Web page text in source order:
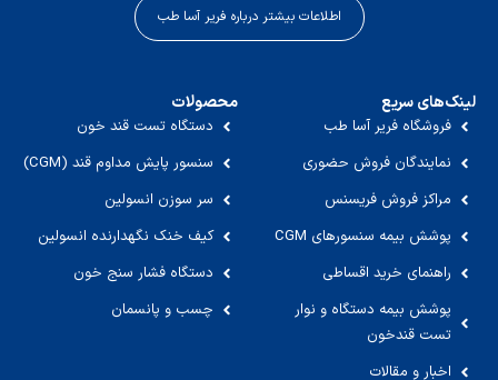
اطلاعات بیشتر درباره فریر آسا طب
لینک‌های سریع
فروشگاه فریر آسا طب
نمایندگان فروش حضوری
مراکز فروش فریسنس
پوشش بیمه سنسورهای CGM
راهنمای خرید اقساطی
پوشش بیمه دستگاه و نوار
تست قندخون
اخبار و مقالات
محصولات
دستگاه تست قند خون
سنسور پایش مداوم قند (CGM)
سر سوزن انسولین
کیف خنک نگهدارنده انسولین
دستگاه فشار سنج خون
چسب و پانسمان